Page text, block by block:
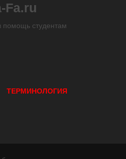
Fa.ru
помощь студентам
ТЕРМИНОЛОГИЯ